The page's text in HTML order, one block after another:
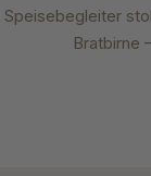
Speisebegleiter
Bratbirne